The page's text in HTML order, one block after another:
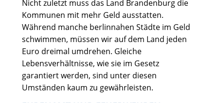
Nicht zuletzt muss das Land Brandenburg die
Kommunen mit mehr Geld ausstatten.
Während manche berlinnahen Städte im Geld
schwimmen, müssen wir auf dem Land jeden
Euro dreimal umdrehen. Gleiche
Lebensverhältnisse, wie sie im Gesetz
garantiert werden, sind unter diesen
Umständen kaum zu gewährleisten.